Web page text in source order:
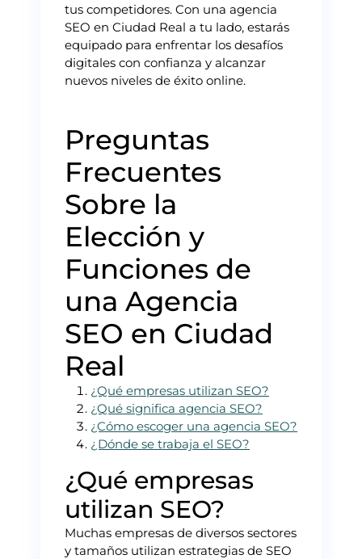
tus competidores. Con una agencia
SEO en Ciudad Real a tu lado, estarás
equipado para enfrentar los desafíos
digitales con confianza y alcanzar
nuevos niveles de éxito online.
Preguntas
Frecuentes
Sobre la
Elección y
Funciones de
una Agencia
SEO en Ciudad
Real
¿Qué empresas utilizan SEO?
¿Qué significa agencia SEO?
¿Cómo escoger una agencia SEO?
¿Dónde se trabaja el SEO?
¿Qué empresas
utilizan SEO?
Muchas empresas de diversos sectores
y tamaños utilizan estrategias de SEO